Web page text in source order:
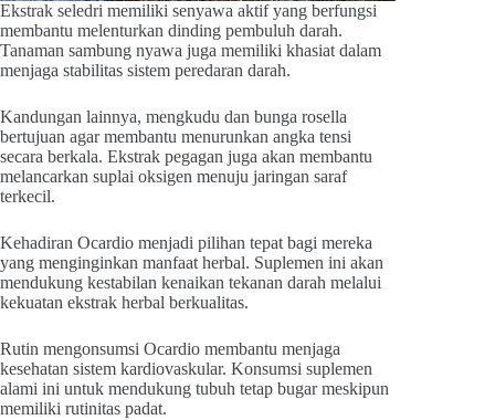
Ekstrak seledri memiliki senyawa aktif yang berfungsi
membantu melenturkan dinding pembuluh darah.
Tanaman sambung nyawa juga memiliki khasiat dalam
menjaga stabilitas sistem peredaran darah.
Kandungan lainnya, mengkudu dan bunga rosella
bertujuan agar membantu menurunkan angka tensi
secara berkala. Ekstrak pegagan juga akan membantu
melancarkan suplai oksigen menuju jaringan saraf
terkecil.
Kehadiran Ocardio menjadi pilihan tepat bagi mereka
yang menginginkan manfaat herbal. Suplemen ini akan
mendukung kestabilan kenaikan tekanan darah melalui
kekuatan ekstrak herbal berkualitas.
Rutin mengonsumsi Ocardio membantu menjaga
kesehatan sistem kardiovaskular. Konsumsi suplemen
alami ini untuk mendukung tubuh tetap bugar meskipun
memiliki rutinitas padat.